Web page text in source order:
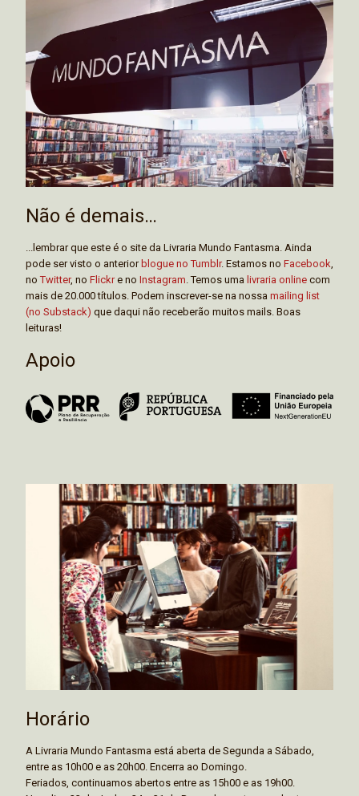
Não é demais…
...lembrar que este é o site da Livraria Mundo Fantasma. Ainda
pode ser visto o anterior blogue no Tumblr. Estamos no Facebook,
noTwitter, no Flickre no Instagram. Temos uma livraria online com
mais de 20.000 títulos. Podem inscrever-se na nossa mailing list
(no Substack) que daqui não receberão muitos mails. Boas
leituras!
Apoio
Horário
A Livraria Mundo Fantasma está aberta de Segunda a Sábado,
entre as 10h00 e as 20h00. Encerra ao Domingo.
Feriados, continuamos abertos entre as 15h00 e as 19h00.